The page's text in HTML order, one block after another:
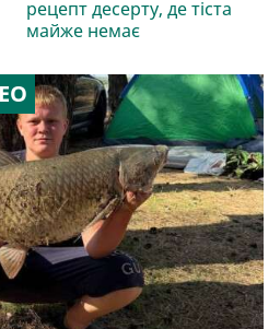
рецепт десерту, де тіста
майже немає